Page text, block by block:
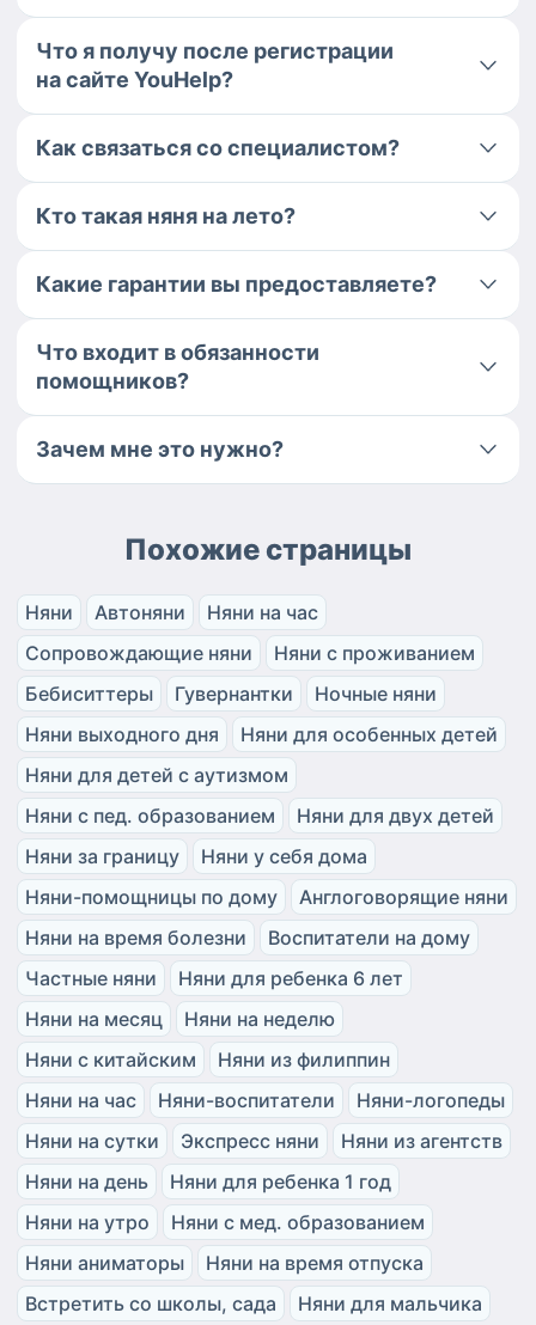
Что я получу после регистрации
на сайте YouHelp?
Как связаться со специалистом?
Кто такая няня на лето?
Какие гарантии вы предоставляете?
Что входит в обязанности
помощников?
Зачем мне это нужно?
Похожие страницы
Няни Автоняни
Няни на час
Сопровождающие няни
Няни с проживанием
Бебиситтеры
Гувернантки
Ночные няни
Няни выходного дня
Няни для особенных детей
Няни для детей с аутизмом
Няни с пед. образованием
Няни для двух детей
Няни за границу
Няни у себя дома
Няни-помощницы по дому
Англоговорящие няни
Няни на время болезни
Воспитатели на дому
Частные няни
Няни для ребенка 6 лет
Няни на месяц
Няни на неделю
Няни с китайским
Няни из филиппин
Няни на час
Няни-воспитатели
Няни-логопеды
Няни на сутки
Экспресс няни
Няни из агентств
Няни на день
Няни для ребенка 1 год
Няни на утро
Няни с мед. образованием
Няни аниматоры
Няни на время отпуска
Встретить со школы, сада
Няни для мальчика